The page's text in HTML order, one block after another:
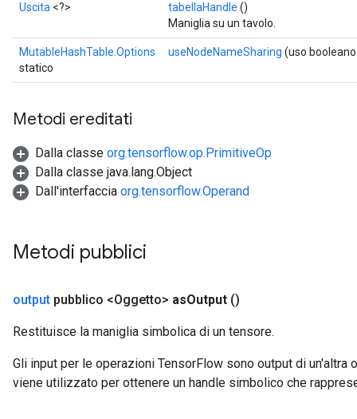
Uscita <?> tabellaHandle ()
Maniglia su un tavolo.
MutableHashTable.Options
statico
useNodeNameSharing (uso
Metodi ereditati
Dalla classe org.tensorflow.op.PrimitiveOp
Dalla classe java.lang.Object
Dall'interfaccia org.tensorflow.Operand
Metodi pubblici
output pubblico <Oggetto> asOutput ()
Restituisce la maniglia simbolica di un tensore.
Gli input per le operazioni TensorFlow sono output di un'altra
viene utilizzato per ottenere un handle simbolico che